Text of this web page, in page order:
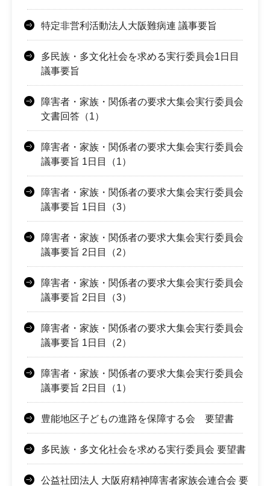
特定非営利活動法人大阪難病連 議事要旨
多民族・多文化社会を求める実行委員会1日目
議事要旨
障害者・家族・関係者の要求大集会実行委員会
文書回答（1）
障害者・家族・関係者の要求大集会実行委員会
議事要旨 1日目（1）
障害者・家族・関係者の要求大集会実行委員会
議事要旨 1日目（3）
障害者・家族・関係者の要求大集会実行委員会
議事要旨 2日目（2）
障害者・家族・関係者の要求大集会実行委員会
議事要旨 2日目（3）
障害者・家族・関係者の要求大集会実行委員会
議事要旨 1日目（2）
障害者・家族・関係者の要求大集会実行委員会
議事要旨 2日目（1）
豊能地区子どもの進路を保障する会 要望書
多民族・多文化社会を求める実行委員会 要望書
公益社団法人 大阪府精神障害者家族会連合会 要